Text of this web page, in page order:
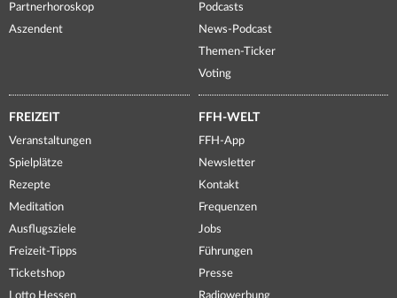
Partnerhoroskop
Aszendent
Podcasts
News-Podcast
Themen-Ticker
Voting
FREIZEIT
Veranstaltungen
Spielplätze
Rezepte
Meditation
Ausflugsziele
Freizeit-Tipps
Ticketshop
Lotto Hessen
FFH-WELT
FFH-App
Newsletter
Kontakt
Frequenzen
Jobs
Führungen
Presse
Radiowerbung